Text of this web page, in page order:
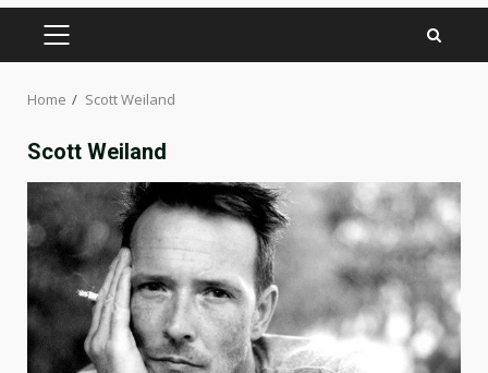
PRIMARY
Home Scott Weiland
Scott Weiland